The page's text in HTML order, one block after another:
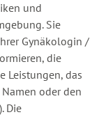
und
Sie
Gynäkologin /
die
Leistungen, das
oder den
Die